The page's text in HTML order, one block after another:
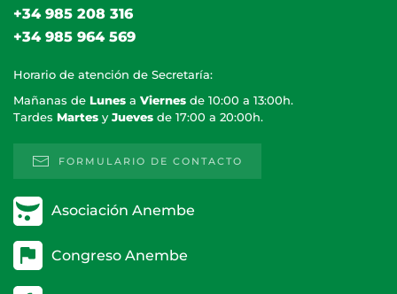
+34 985 208 316
+34 985 964 569
Horario de atención de Secretaría:
Mañanas de Lunes a Viernes de 10:00 a 13:00h.
Tardes Martes y Jueves de 17:00 a 20:00h.
FORMULARIO DE CONTACTO
Asociación Anembe
Congreso Anembe